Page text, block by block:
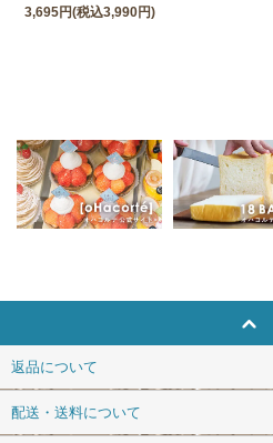
3,695円(税込3,990円)
返品について
配送・送料について